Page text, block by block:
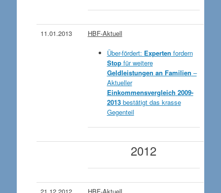
11.01.2013 HBF-Aktuell
Über-fördert: Experten fordern
Stopfür weitere
Geldleistungen an Familien –
Aktueller
Einkommensvergleich 2009-
2013bestätigt das krasse
Gegenteil
2012